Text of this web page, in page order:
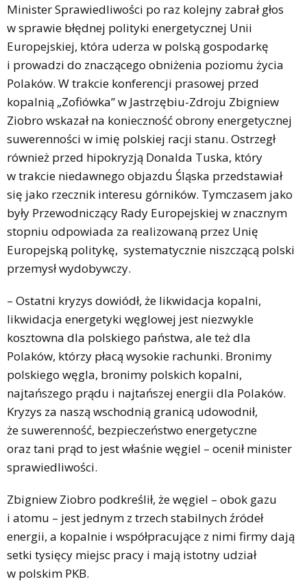
Minister Sprawiedliwości po raz kolejny zabrał głos
w sprawie błędnej polityki energetycznej Unii
Europejskiej, która uderza w polską gospodarkę
i prowadzi do znaczącego obniżenia poziomu życia
Polaków. W trakcie konferencji prasowej przed
kopalnią „Zofiówka” w Jastrzębiu-Zdroju Zbigniew
Ziobro wskazał na konieczność obrony energetycznej
suwerenności w imię polskiej racji stanu. Ostrzegł
również przed hipokryzją Donalda Tuska, który
w trakcie niedawnego objazdu Śląska przedstawiał
się jako rzecznik interesu górników. Tymczasem jako
były Przewodniczący Rady Europejskiej w znacznym
stopniu odpowiada za realizowaną przez Unię
Europejską politykę, systematycznie niszczącą polski
przemysł wydobywczy.
– Ostatni kryzys dowiódł, że likwidacja kopalni,
likwidacja energetyki węglowej jest niezwykle
kosztowna dla polskiego państwa, ale też dla
Polaków, którzy płacą wysokie rachunki. Bronimy
polskiego węgla, bronimy polskich kopalni,
najtańszego prądu i najtańszej energii dla Polaków.
Kryzys za naszą wschodnią granicą udowodnił,
że suwerenność, bezpieczeństwo energetyczne
oraz tani prąd to jest właśnie węgiel – ocenił minister
sprawiedliwości.
Zbigniew Ziobro podkreślił, że węgiel – obok gazu
i atomu – jest jednym z trzech stabilnych źródeł
energii, a kopalnie i współpracujące z nimi firmy dają
setki tysięcy miejsc pracy i mają istotny udział
w polskim PKB.